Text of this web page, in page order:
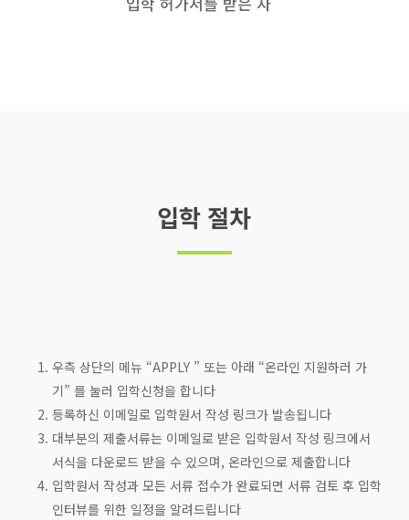
입학 절차
우측 상단의 메뉴 “APPLY ” 또는 아래 “온라인 지원하러 가
기” 를 눌러 입학신청을 합니다
등록하신 이메일로 입학원서 작성 링크가 발송됩니다
대부분의 제출서류는 이메일로 받은 입학원서 작성 링크에서
서식을 다운로드 받을 수 있으며, 온라인으로 제출합니다
입학원서 작성과 모든 서류 접수가 완료되면 서류 검토 후 입학
인터뷰를 위한 일정을 알려드립니다